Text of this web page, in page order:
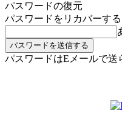
パスワードの復元
パスワードをリカバーする
パスワードはEメールで送